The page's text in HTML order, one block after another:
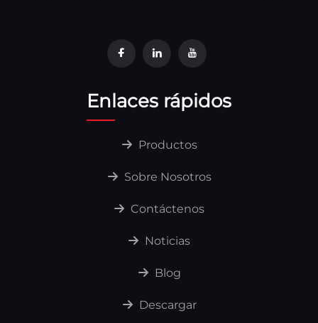
Enlaces rápidos
Productos
Sobre Nosotros
Contáctenos
Noticias
Blog
Descargar